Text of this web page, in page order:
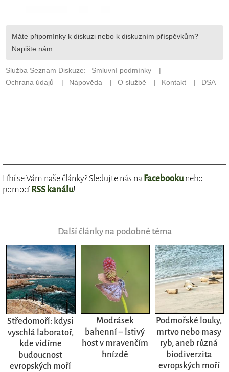
Líbí se Vám naše články? Sledujte nás na Facebookunebo
pomocí RSS kanálu!
Další články na podobné téma
Středomoří: kdysi
vyschlá laboratoř,
kde vidíme
budoucnost
evropských moří
Modrásek
bahenní – lstivý
host v mravenčím
hnízdě
Podmořské louky,
mrtvo nebo masy
ryb, aneb různá
biodiverzita
evropských moří